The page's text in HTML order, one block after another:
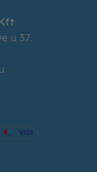
u 37.